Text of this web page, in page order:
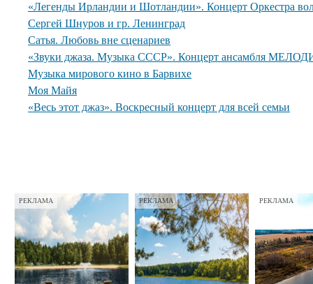
«Легенды Ирландии и Шотландии». Концерт Оркестра
Сергей Шнуров и гр. Ленинград
Сатья. Любовь вне сценариев
«Звуки джаза. Музыка СССР». Концерт ансамбля
Музыка мирового кино в Барвихе
Моя Майя
«Весь этот джаз». Воскресный концерт для всей семьи
РЕКЛАМА РЕКЛАМА РЕКЛАМА